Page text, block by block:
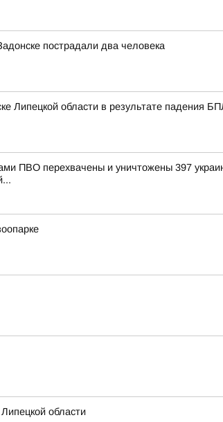
пострадали два человека
Липецкой области в результате падения
перехвачены и уничтожены 397
области